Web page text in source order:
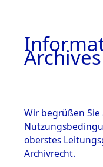
Archives
Wir begrüßen Sie
oberstes
Archivrecht.